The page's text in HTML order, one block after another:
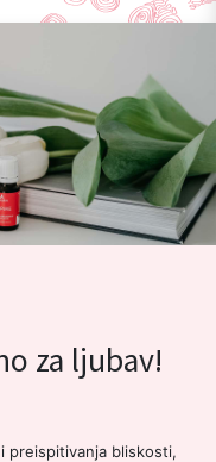
za ljubav!
preispitivanja bliskosti,